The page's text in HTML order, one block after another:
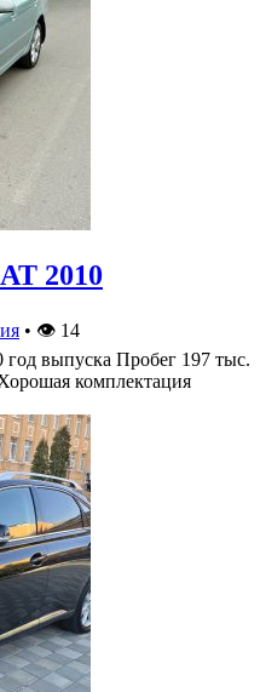
2010
• 👁 14
год выпуска Пробег 197 тыс.
комплектация